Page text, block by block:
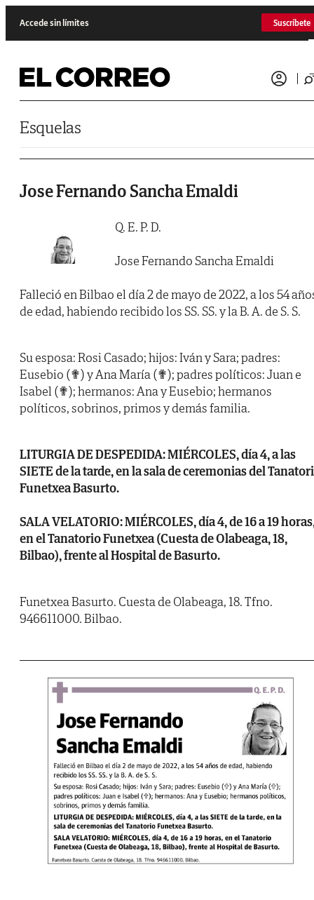
Accede sin límites Suscríbete
Esquelas
Jose Fernando Sancha Emaldi
Q. E. P. D.
Jose Fernando Sancha Emaldi
Falleció en Bilbao el día 2 de mayo de 2022, a los 54
de edad, habiendo recibido los SS. SS. y la B. A. de S. S.
Su esposa: Rosi Casado; hijos: Iván y Sara; padres:
Eusebio (✟) y Ana María (✟); padres políticos: Juan e
Isabel (✟); hermanos: Ana y Eusebio; hermanos
políticos, sobrinos, primos y demás familia.
LITURGIA DE DESPEDIDA: MIÉRCOLES, día 4, a las
SIETE de la tarde, en la sala de ceremonias del
Funetxea Basurto.
SALA VELATORIO: MIÉRCOLES, día 4, de 16 a 19
en el Tanatorio Funetxea (Cuesta de Olabeaga, 18,
Bilbao), frente al Hospital de Basurto.
Funetxea Basurto. Cuesta de Olabeaga, 18. Tfno.
946611000. Bilbao.